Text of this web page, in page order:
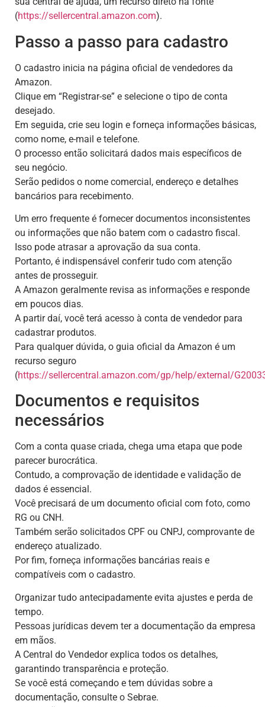
(https://sellercentral.amazon.com).
Passo a passo para cadastro
O cadastro inicia na página oficial de vendedores da
Amazon.
Clique em “Registrar-se” e selecione o tipo de conta
desejado.
Em seguida, crie seu login e forneça informações básicas,
como nome, e-mail e telefone.
O processo então solicitará dados mais específicos de
seu negócio.
Serão pedidos o nome comercial, endereço e detalhes
bancários para recebimento.
Um erro frequente é fornecer documentos inconsistentes
ou informações que não batem com o cadastro fiscal.
Isso pode atrasar a aprovação da sua conta.
Portanto, é indispensável conferir tudo com atenção
antes de prosseguir.
A Amazon geralmente revisa as informações e responde
em poucos dias.
A partir daí, você terá acesso à conta de vendedor para
cadastrar produtos.
Para qualquer dúvida, o guia oficial da Amazon é um
recurso seguro
(https://sellercentral.amazon.com/gp/help/external/
Documentos e requisitos
necessários
Com a conta quase criada, chega uma etapa que pode
parecer burocrática.
Contudo, a comprovação de identidade e validação de
dados é essencial.
Você precisará de um documento oficial com foto, como
RG ou CNH.
Também serão solicitados CPF ou CNPJ, comprovante de
endereço atualizado.
Por fim, forneça informações bancárias reais e
compatíveis com o cadastro.
Organizar tudo antecipadamente evita ajustes e perda de
tempo.
Pessoas jurídicas devem ter a documentação da empresa
em mãos.
A Central do Vendedor explica todos os detalhes,
garantindo transparência e proteção.
Se você está começando e tem dúvidas sobre a
documentação, consulte o Sebrae.